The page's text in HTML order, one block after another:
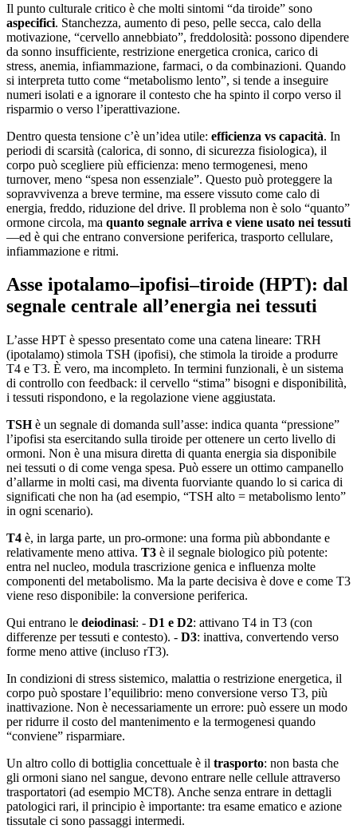
Il punto culturale critico è che molti sintomi “da tiroide” sono
aspecifici. Stanchezza, aumento di peso, pelle secca, calo della
motivazione, “cervello annebbiato”, freddolosità: possono dipendere
da sonno insufficiente, restrizione energetica cronica, carico di
stress, anemia, infiammazione, farmaci, o da combinazioni. Quando
si interpreta tutto come “metabolismo lento”, si tende a inseguire
numeri isolati e a ignorare il contesto che ha spinto il corpo verso il
risparmio o verso l’iperattivazione.
Dentro questa tensione c’è un’idea utile: efficienza vs capacità. In
periodi di scarsità (calorica, di sonno, di sicurezza fisiologica), il
corpo può scegliere più efficienza: meno termogenesi, meno
turnover, meno “spesa non essenziale”. Questo può proteggere la
sopravvivenza a breve termine, ma essere vissuto come calo di
energia, freddo, riduzione del drive. Il problema non è solo “quanto”
ormone circola, ma quanto segnale arriva e viene usato nei tessuti
—ed è qui che entrano conversione periferica, trasporto cellulare,
infiammazione e ritmi.
Asse ipotalamo–ipofisi–tiroide (HPT): dal
segnale centrale all’energia nei tessuti
L’asse HPT è spesso presentato come una catena lineare: TRH
(ipotalamo) stimola TSH (ipofisi), che stimola la tiroide a produrre
T4 e T3. È vero, ma incompleto. In termini funzionali, è un sistema
di controllo con feedback: il cervello “stima” bisogni e disponibilità,
i tessuti rispondono, e la regolazione viene aggiustata.
TSHè un segnale di domanda sull’asse: indica quanta “pressione”
l’ipofisi sta esercitando sulla tiroide per ottenere un certo livello di
ormoni. Non è una misura diretta di quanta energia sia disponibile
nei tessuti o di come venga spesa. Può essere un ottimo campanello
d’allarme in molti casi, ma diventa fuorviante quando lo si carica di
significati che non ha (ad esempio, “TSH alto = metabolismo lento”
in ogni scenario).
T4 è, in larga parte, un pro-ormone: una forma più abbondante e
relativamente meno attiva. T3 è il segnale biologico più potente:
entra nel nucleo, modula trascrizione genica e influenza molte
componenti del metabolismo. Ma la parte decisiva è dove e come T3
viene reso disponibile: la conversione periferica.
Qui entrano le deiodinasi: - D1 e D2: attivano T4 in T3 (con
differenze per tessuti e contesto). - D3: inattiva, convertendo verso
forme meno attive (incluso rT3).
In condizioni di stress sistemico, malattia o restrizione energetica, il
corpo può spostare l’equilibrio: meno conversione verso T3, più
inattivazione. Non è necessariamente un errore: può essere un modo
per ridurre il costo del mantenimento e la termogenesi quando
“conviene” risparmiare.
Un altro collo di bottiglia concettuale è il trasporto: non basta che
gli ormoni siano nel sangue, devono entrare nelle cellule attraverso
trasportatori (ad esempio MCT8). Anche senza entrare in dettagli
patologici rari, il principio è importante: tra esame ematico e azione
tissutale ci sono passaggi intermedi.